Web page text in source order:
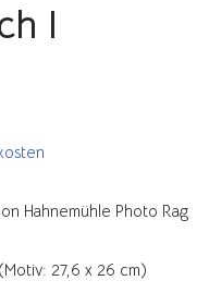
I
Hahnemühle Photo Rag
27,6 x 26 cm)